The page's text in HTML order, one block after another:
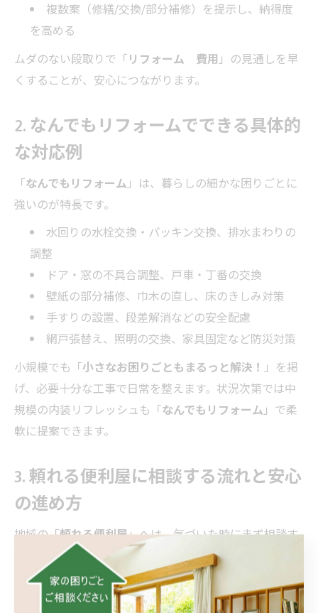
複数案（修繕/交換/部分補修）を提示し、納得度
を高める
ムダのない段取りで「リフォーム 費用」の見通しを早
くすることが、安心につながります。
2. なんでもリフォームでできる具体的
な対応例
「なんでもリフォーム」は、暮らしの細かな困りごとに
強いのが特長です。
水回りの水栓交換・パッキン交換、排水まわりの
調整
ドア・窓の不具合調整、戸車・丁番の交換
壁紙の部分補修、巾木の直し、床のきしみ対策
手すりの設置、段差解消などの安全配慮
網戸張替え、照明の交換、家具固定など防災対策
小規模でも「小さなお困りごともまるっと解決！ 」を掲
げ、必要十分な工事で日常を整えます。状況次第では中
規模の内装リフレッシュも「なんでもリフォーム」で柔
軟に提案できます。
3. 頼れる便利屋に相談する流れと安心
の進め方
地域の「頼れる便利屋」へは、気づいた時にまず相談す
るのがコツです。
連絡時に症状・場所・サイズ感を共有（写真が有
効）